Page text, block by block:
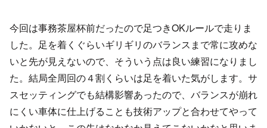
今回は事務茶屋杯前だったので足つきOKルールで走りま
した。足を着くぐらいギリギリのバランスまで常に攻めな
いと先が見えないので、そういう点は良い練習になりまし
た。結局全周回の４割くらいは足を着いた気がします。サ
スセッティングでも結構影響あったので、バランスが崩れ
にくい車体に仕上げることも技術アップと合わせてやって